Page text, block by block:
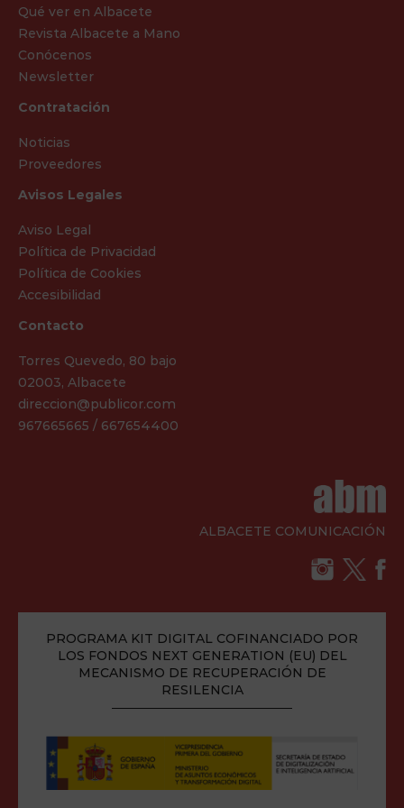
Qué ver en Albacete
Revista Albacete a Mano
Conócenos
Newsletter
Contratación
Noticias
Proveedores
Avisos Legales
Aviso Legal
Política de Privacidad
Política de Cookies
Accesibilidad
Contacto
Torres Quevedo, 80 bajo
02003, Albacete
direccion@publicor.com
967665665 / 667654400
ALBACETE COMUNICACIÓN
PROGRAMA KIT DIGITAL COFINANCIADO POR
LOS FONDOS NEXT GENERATION (EU) DEL
MECANISMO DE RECUPERACIÓN DE
RESILENCIA